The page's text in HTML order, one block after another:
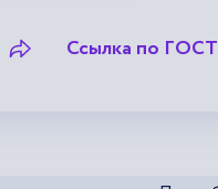
Ссылка по ГОСТ